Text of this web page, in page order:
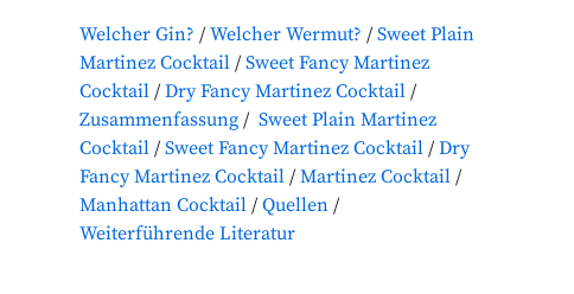
Welcher Gin? Welcher Wermut?
Sweet Plain
Martinez Cocktail
Sweet Fancy Martinez
Cocktail
Dry Fancy Martinez Cocktail
Zusammenfassung
Sweet Plain Martinez
Cocktail
Sweet Fancy Martinez Cocktail
Dry
Fancy Martinez Cocktail
Martinez Cocktail
Manhattan Cocktail
Quellen
Weiterführende Literatur